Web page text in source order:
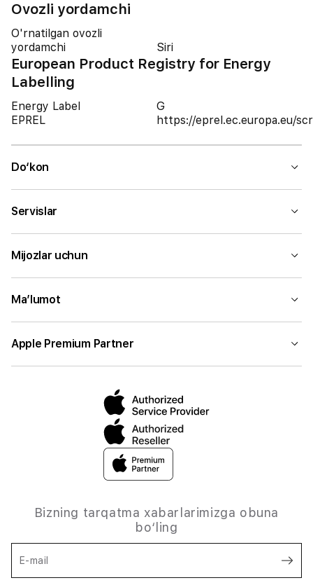
Ovozli yordamchi
O'rnatilgan ovozli
yordamchi
Siri
European Product Registry for Energy
Labelling
Energy Label
G
EPREL
https://eprel.ec.europa.eu/
Do‘kon
Servislar
Mijozlar uchun
Ma’lumot
Apple Premium Partner
Bizning tarqatma xabarlarimizga obuna
bo‘ling
E-mail